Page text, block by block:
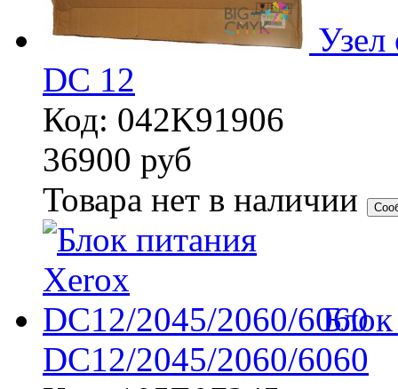
Узел
DC 12
Код: 042K91906
36900 руб
Товара нет в наличии
DC12/2045/2060/6060